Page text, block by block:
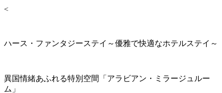
<
ハース・ファンタジーステイ～優雅で快適なホテルステイ～
異国情緒あふれる特別空間「アラビアン・ミラージュルー
ム」